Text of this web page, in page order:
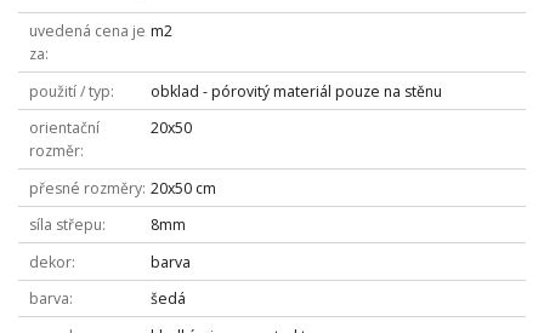
uvedená cena je
za
m2
použití / typ
obklad - pórovitý materiál pouze na stěnu
orientační
rozměr
20x50
přesné rozměry 20x50 cm
síla střepu
8mm
dekor
barva
barva
šedá